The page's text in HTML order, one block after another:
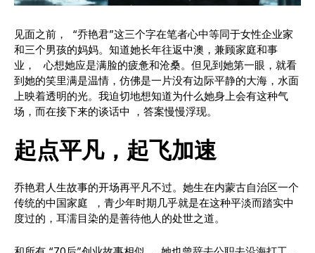
见面之前， “乔艳君”这三个字在笔者心中等同于女性企业家
和三个男孩的妈妈。知道她长年往返中澳，兼顾家庭和事
业， 心想她应是满脸的疲惫和沧桑。但见到她第一眼，就看
到她的笑里满是温情，仿佛是一片没有边际平静的大海，水面
上映着透明的光。我迫切地想知道为什么她身上会有这种气
场，而在接下来的谈话中 ，答案慢慢浮现。
起点平凡，起飞加速
乔艳君人生故事的开场再平凡不过。她生在内蒙古自治区一个
传统的中国家庭 ，青少年时期几乎就是在这种平淡而踏实中
度过的，耳濡目染的是善待他人的处世之道。